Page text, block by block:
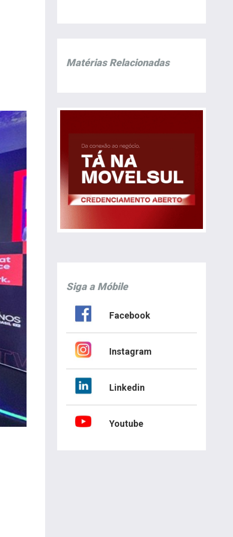
Matérias Relacionadas
Siga a Móbile
Facebook
Instagram
Linkedin
Youtube